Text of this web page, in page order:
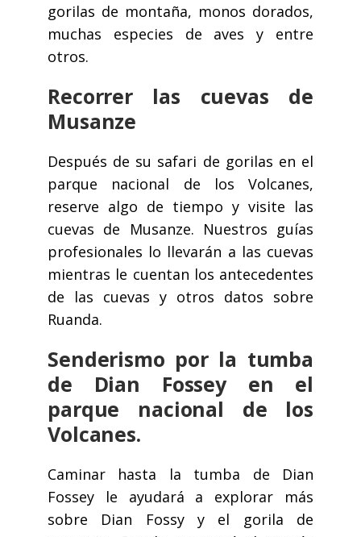
gorilas de montaña, monos dorados,
muchas especies de aves y entre
otros.
Recorrer las cuevas de
Musanze
Después de su safari de gorilas en el
parque nacional de los Volcanes,
reserve algo de tiempo y visite las
cuevas de Musanze. Nuestros guías
profesionales lo llevarán a las cuevas
mientras le cuentan los antecedentes
de las cuevas y otros datos sobre
Ruanda.
Senderismo por la tumba
de Dian Fossey en el
parque nacional de los
Volcanes.
Caminar hasta la tumba de Dian
Fossey le ayudará a explorar más
sobre Dian Fossy y el gorila de